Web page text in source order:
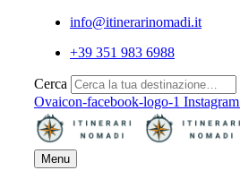
info@itinerarinomadi.it
+39 351 983 6988
Cerca
Ovaicon-facebook-logo-1 Instagram
Menu